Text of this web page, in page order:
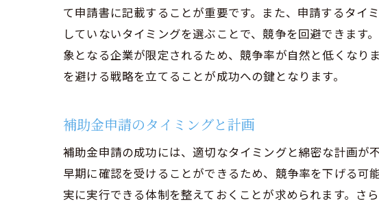
て申請書に記載することが重要です。また、申請するタイ
していないタイミングを選ぶことで、競争を回避できま
象となる企業が限定されるため、競争率が自然と低くな
を避ける戦略を立てることが成功への鍵となります。
補助金申請のタイミングと計画
補助金申請の成功には、適切なタイミングと綿密な計画が
早期に確認を受けることができるため、競争率を下げる
実に実行できる体制を整えておくことが求められます。さ